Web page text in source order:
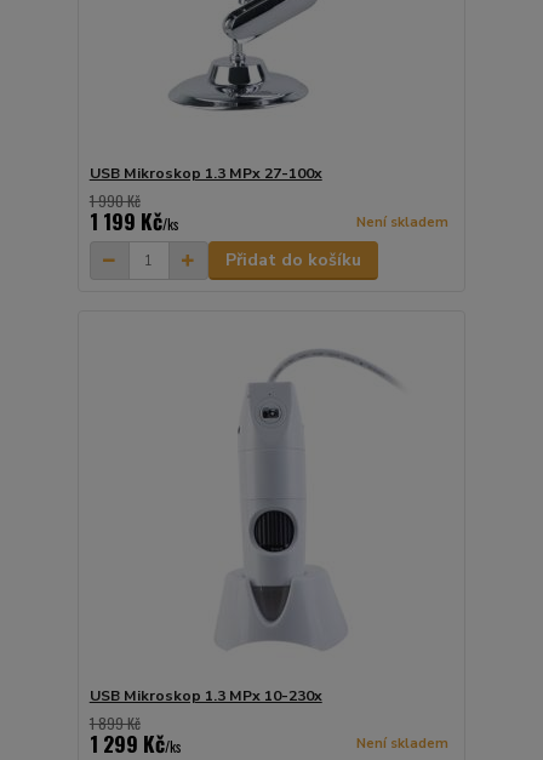
USB Mikroskop 1.3 MPx 27-100x
1 990 Kč
1 199 Kč/ks Není skladem
Přidat do košíku
USB Mikroskop 1.3 MPx 10-230x
1 899 Kč
1 299 Kč/ks Není skladem